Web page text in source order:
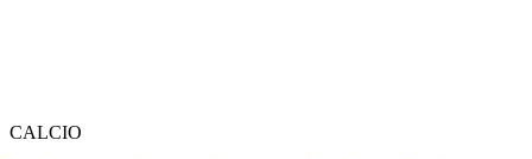
CALCIO